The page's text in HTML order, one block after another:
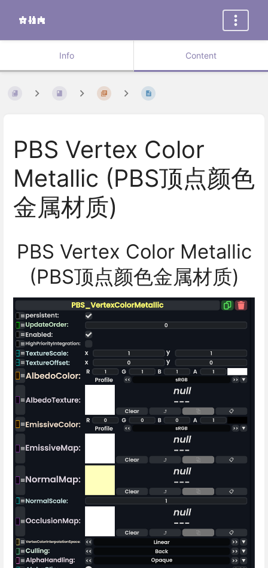
Info Content
PBS Vertex Color
Metallic (PBS顶点颜色
金属材质)
PBS Vertex Color Metallic
(PBS顶点颜色金属材质)